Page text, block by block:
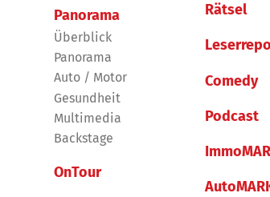
Panorama
Überblick
Panorama
Auto / Motor
Gesundheit
Multimedia
Backstage
OnTour
Rätsel
Comedy
Podcast